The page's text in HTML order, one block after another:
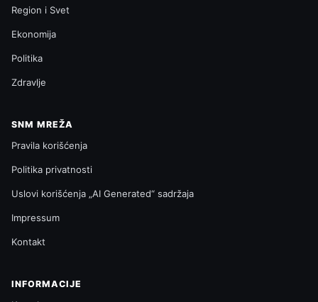
Region i Svet
Ekonomija
Politika
Zdravlje
SNM MREŽA
Pravila korišćenja
Politika privatnosti
Uslovi korišćenja „AI Generated“ sadržaja
Impressum
Kontakt
INFORMACIJE